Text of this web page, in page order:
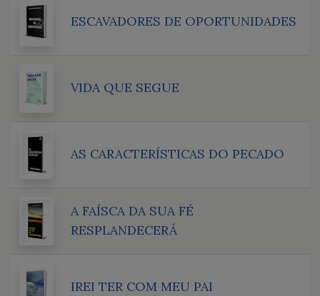
ESCAVADORES DE OPORTUNIDADES
VIDA QUE SEGUE
AS CARACTERÍSTICAS DO PECADO
A FAÍSCA DA SUA FÉ
RESPLANDECERÁ
IREI TER COM MEU PAI